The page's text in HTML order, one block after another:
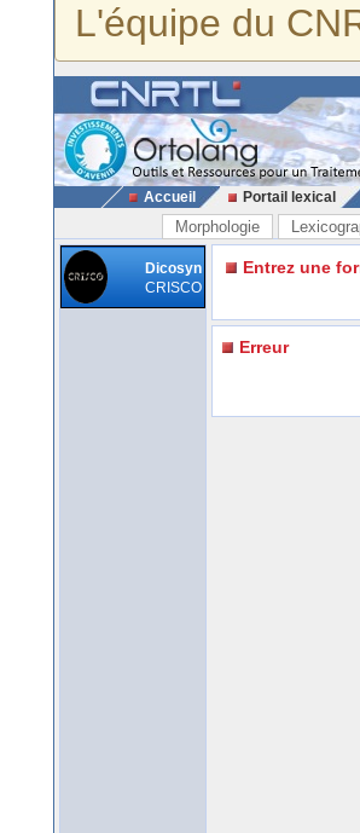
L'équipe du
Accueil Portail lexical
Morphologie
Dicosyn
CRISCO
Entrez une
Erreur